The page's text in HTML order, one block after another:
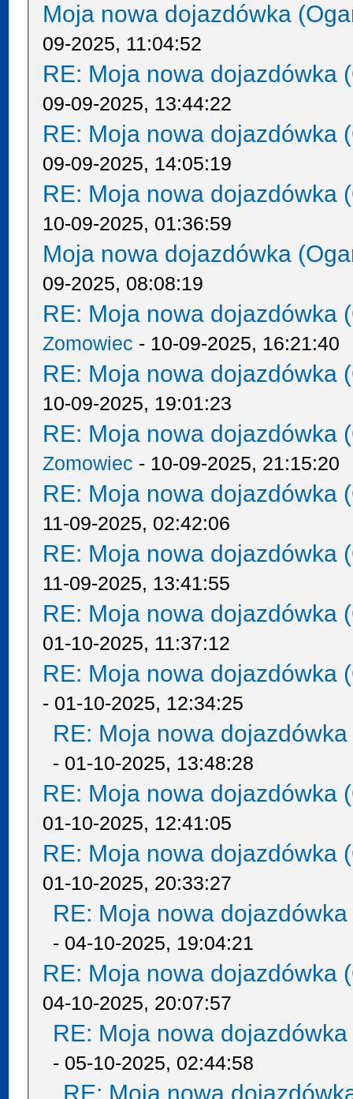
Moja nowa dojazdówka
09-2025, 11:04:52
RE: Moja nowa dojazdówka
09-09-2025, 13:44:22
RE: Moja nowa dojazdówka
09-09-2025, 14:05:19
RE: Moja nowa dojazdówka
10-09-2025, 01:36:59
Moja nowa dojazdówka
09-2025, 08:08:19
RE: Moja nowa dojazdówka
Zomowiec - 10-09-2025, 16:21:40
RE: Moja nowa dojazdówka
10-09-2025, 19:01:23
RE: Moja nowa dojazdówka
Zomowiec - 10-09-2025, 21:15:20
RE: Moja nowa dojazdówka
11-09-2025, 02:42:06
RE: Moja nowa dojazdówka
11-09-2025, 13:41:55
RE: Moja nowa dojazdówka
01-10-2025, 11:37:12
RE: Moja nowa dojazdówka
- 01-10-2025, 12:34:25
RE: Moja nowa
- 01-10-2025, 13:48:28
RE: Moja nowa dojazdówka
01-10-2025, 12:41:05
RE: Moja nowa dojazdówka
01-10-2025, 20:33:27
RE: Moja nowa
- 04-10-2025, 19:04:21
RE: Moja nowa dojazdówka
04-10-2025, 20:07:57
RE: Moja nowa
- 05-10-2025, 02:44:58
RE: Moja nowa